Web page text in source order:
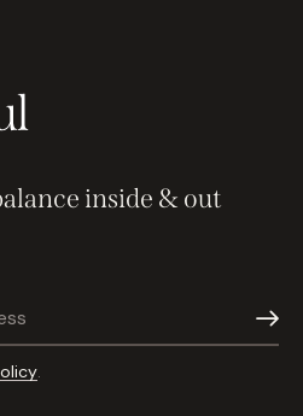
inside & out
.